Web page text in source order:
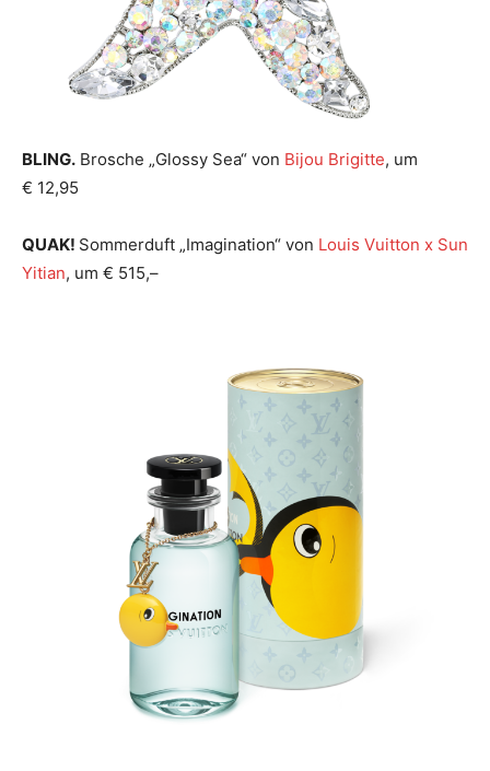
BLING. Brosche „Glossy Sea“ von Bijou Brigitte, um
€ 12,95
QUAK! Sommerduft „Imagination“ von Louis Vuitton x Sun
Yitian, um € 515,–